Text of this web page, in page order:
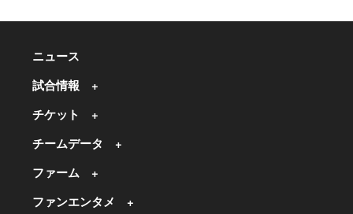
ニュース
試合情報
チケット
チームデータ
ファーム
ファンエンタメ